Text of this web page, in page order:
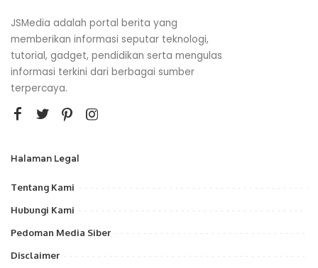
JSMedia adalah portal berita yang
memberikan informasi seputar teknologi,
tutorial, gadget, pendidikan serta mengulas
informasi terkini dari berbagai sumber
terpercaya.
Halaman Legal
Tentang Kami
Hubungi Kami
Pedoman Media Siber
Disclaimer